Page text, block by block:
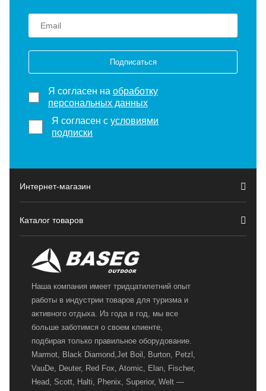
Подписаться
Я согласен на обработку
персональных данных
Я согласен сусловиями
подписки
Интернет-магазин
Каталог товаров
Наша компания имеет тридцатилетний опыт
работы в индустрии товаров для туризма и
активного отдыха. Из года в год, мы все
больше заботимся о своем клиенте,
подбирая только правильное оборудование.
Marmot, Black Diamond,Jet Boil, Burton, Petzl,
VauDe, Deuter, Red Fox, Atomic, Elan, Fischer,
Head, Scott, Halti, Phenix, Superior, Welt —